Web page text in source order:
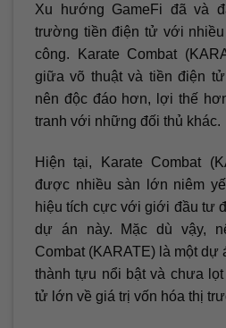
Xu hướng GameFi đã và
trường tiền điện tử với
công. Karate Combat
giữa võ thuật và tiền điện
nên độc đáo hơn, lợi thế
tranh với những đối thủ khác.
Hiện tại, Karate Combat
được nhiều sàn lớn niêm
hiệu tích cực với giới đầu tư
dự án này. Mặc dù vậy,
Combat (KARATE) là một dự
thành tựu nổi bật và chưa
tử lớn về giá trị vốn hóa thị